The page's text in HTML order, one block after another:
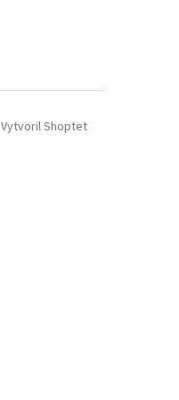
Vytvoril Shoptet